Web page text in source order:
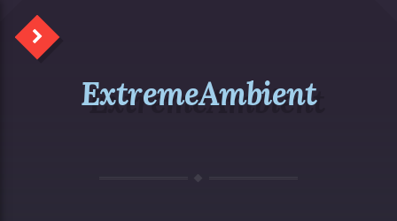
ExtremeAmbient